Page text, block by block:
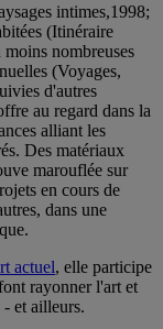
intimes,1998;
(Itinéraire
nombreuses
(Voyages,
d'autres
au regard dans la
alliant les
Des matériaux
marouflée sur
en cours de
dans une
actuel, elle participe
rayonner l'art et
- et ailleurs.